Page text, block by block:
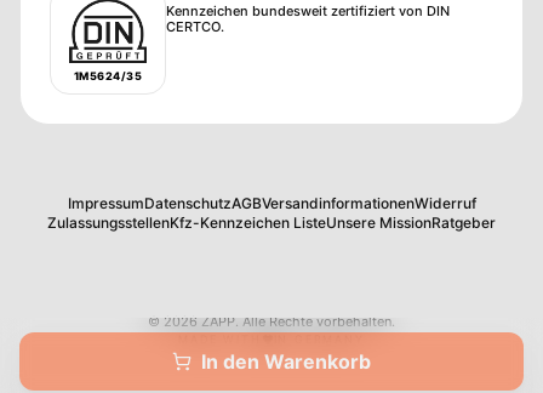
In den Warenkorb
1M5624/35
Kennzeichen bundesweit zertifiziert von DIN
CERTCO.
ImpressumDatenschutzAGBVersandinformationenWiderruf
ZulassungsstellenKfz-Kennzeichen ListeUnsere MissionRatgeber
© 2026 ZAPP. Alle Rechte vorbehalten.